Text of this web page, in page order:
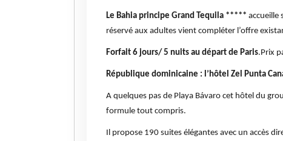
Le Bahia principe Grand Tequila ***** accueille
réservé aux adultes vient compléter l’offre
Forfait 6 jours/ 5 nuits au départ de Paris.Prix
République dominicaine : l’hôtel Zel Punta
A quelques pas de Playa Bávaro cet hôtel du
formule tout compris.
Il propose 190 suites élégantes avec un accès